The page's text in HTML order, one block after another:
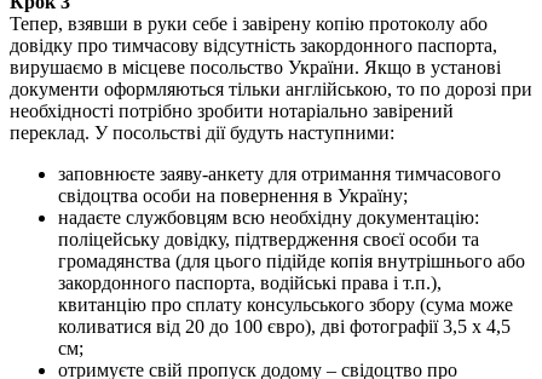
Тепер, взявши в руки себе і завірену копію протоколу або
довідку про тимчасову відсутність закордонного паспорта,
вирушаємо в місцеве посольство України. Якщо в установі
документи оформляються тільки англійською, то по дорозі при
необхідності потрібно зробити нотаріально завірений
переклад. У посольстві дії будуть наступними:
заповнюєте заяву-анкету для отримання тимчасового
свідоцтва особи на повернення в Україну;
надаєте службовцям всю необхідну документацію:
поліцейську довідку, підтвердження своєї особи та
громадянства (для цього підійде копія внутрішнього або
закордонного паспорта, водійські права і т.п.),
квитанцію про сплату консульського збору (сума може
коливатися від 20 до 100 євро), дві фотографії 3,5 х 4,5
см;
отримуєте свій пропуск додому – свідоцтво про